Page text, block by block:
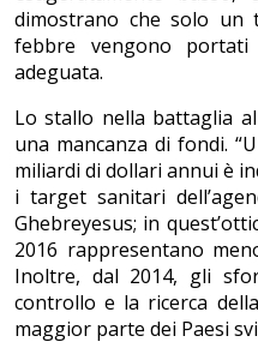
dimostrano che solo un
febbre vengono
adeguata.
Lo stallo nella battaglia
una mancanza di fondi.
miliardi di dollari annui è
i target sanitari
Ghebreyesus; in
2016 rappresentano
Inoltre, dal 2014, gli
controllo e la ricerca
maggior parte dei Paesi